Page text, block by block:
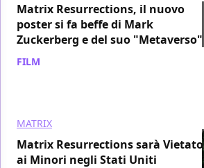
Matrix Resurrections, il nuovo
poster si fa beffe di Mark
Zuckerberg e del suo "Metaverso"
FILM
MATRIX
Matrix Resurrections sarà Vietato
ai Minori negli Stati Uniti